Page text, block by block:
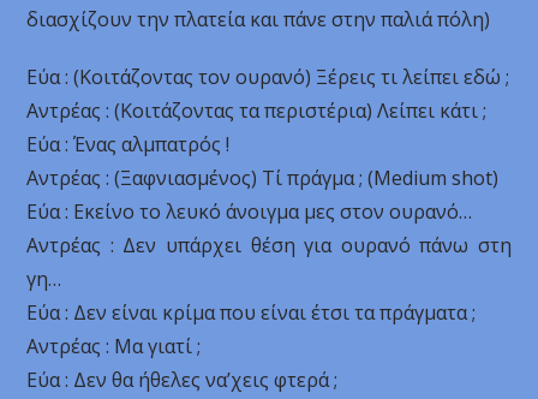
διασχίζουν την πλατεία και πάνε στην παλιά πόλη)
Εύα : (Κοιτάζοντας τον ουρανό) Ξέρεις τι λείπει εδώ ;
Αντρέας : (Κοιτάζοντας τα περιστέρια) Λείπει κάτι ;
Εύα : Ένας αλμπατρός !
Αντρέας : (Ξαφνιασμένος) Τί πράγμα ; (Medium shot)
Εύα : Εκείνο το λευκό άνοιγμα μες στον ουρανό…
Αντρέας : Δεν υπάρχει θέση για ουρανό πάνω στη
γη…
Εύα : Δεν είναι κρίμα που είναι έτσι τα πράγματα ;
Αντρέας : Μα γιατί ;
Εύα : Δεν θα ήθελες να’χεις φτερά ;